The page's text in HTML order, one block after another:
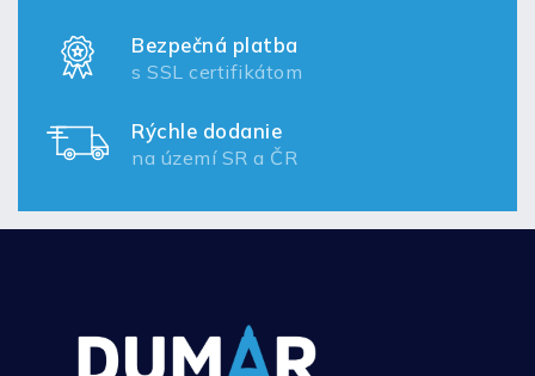
Bezpečná platba
s SSL certifikátom
Rýchle dodanie
na území SR a ČR